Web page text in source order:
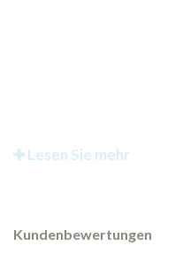
Lesen Sie mehr
Kundenbewertungen